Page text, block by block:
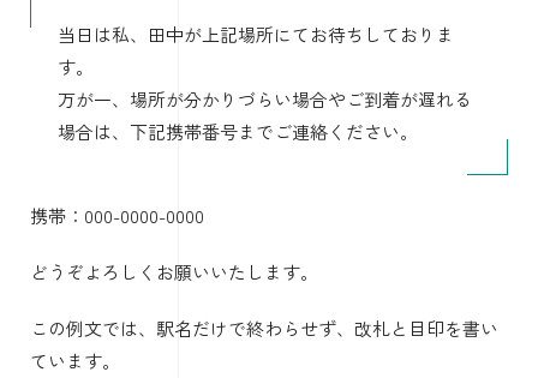
当日は私、田中が上記場所にてお待ちしておりま
す。
万が一、場所が分かりづらい場合やご到着が遅れる
場合は、下記携帯番号までご連絡ください。
携帯：000-0000-0000
どうぞよろしくお願いいたします。
この例文では、駅名だけで終わらせず、改札と目印を書い
ています。